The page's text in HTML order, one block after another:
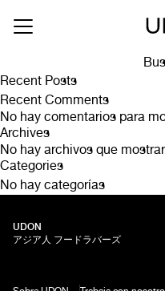
In Situ Gran Reserva –
Recent Posts
Recent Comments
No hay comentarios para
Archives
No hay archivos que
Categories
No hay categorías
UDON
アジア人 フードラバーズ